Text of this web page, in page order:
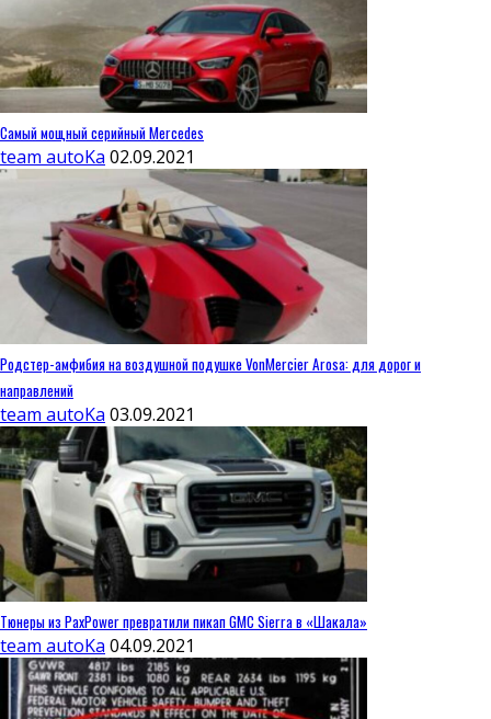
Самый мощный серийный Mercedes
team autoKa 02.09.2021
Родстер-амфибия на воздушной подушке VonMercier Arosa: для дорог и
направлений
team autoKa 03.09.2021
Тюнеры из PaxPower превратили пикап GMC Sierra в «Шакала»
team autoKa 04.09.2021